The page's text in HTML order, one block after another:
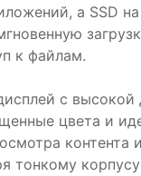
а SSD
к файлам.
с высокой
цвета и
контента
тонкому